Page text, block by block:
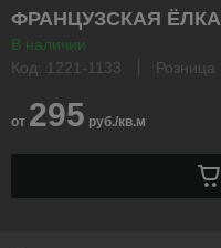
ФРАНЦУЗСКАЯ ЁЛКА
В наличии
Код: 1221-1133
Розница
от 295 руб./кв.м